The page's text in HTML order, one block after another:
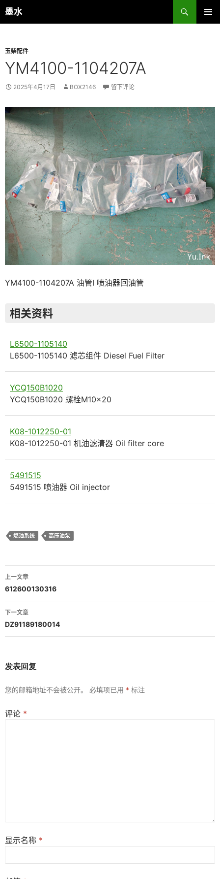
跳
至
墨水
搜
索
玉柴配件
YM4100-1104207A
2025年4月17日 BOX2146 留下评论
YM4100-1104207A 油管I 喷油器回油管
相关资料
L6500-1105140
L6500-1105140 滤芯组件 Diesel Fuel Filter
YCQ150B1020
YCQ150B1020 螺栓M10×20
K08-1012250-01
K08-1012250-01 机油滤清器 Oil filter core
5491515
5491515 喷油器 Oil injector
燃油系统 高压油泵
文
章
导
航
上一文章
612600130316
下一文章
DZ91189180014
发表回复
您的邮箱地址不会被公开。 必填项已用 * 标注
评论 *
显示名称 *